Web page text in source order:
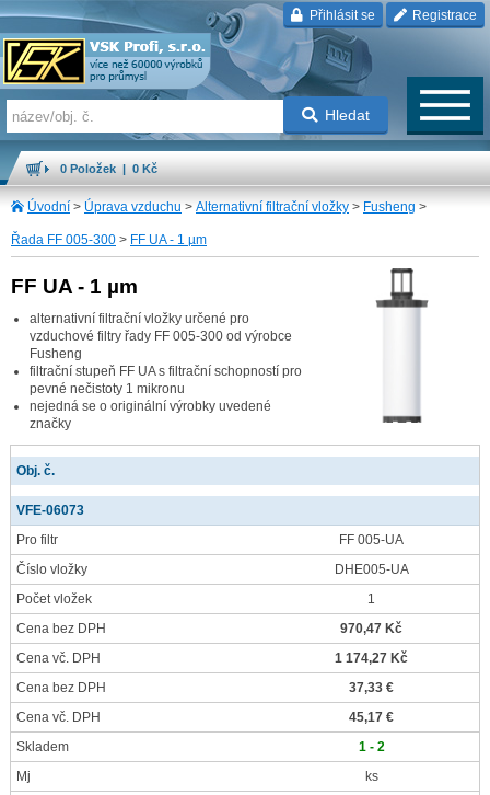
Přihlásit se Registrace
Hledat
0 Položek | 0 Kč
Úvodní > Úprava vzduchu > Alternativní filtrační vložky > Fusheng >
Řada FF 005-300 > FF UA - 1 µm
FF UA - 1 µm
alternativní filtrační vložky určené pro
vzduchové filtry řady FF 005-300 od výrobce
Fusheng
filtrační stupeň FF UA s filtrační schopností pro
pevné nečistoty 1 mikronu
nejedná se o originální výrobky uvedené
značky
Obj. č.
VFE-06073
Pro filtr
FF 005-UA
Číslo vložky
DHE005-UA
Počet vložek
1
Cena bez DPH
970,47 Kč
Cena vč. DPH
1 174,27 Kč
Cena bez DPH
37,33 €
Cena vč. DPH
45,17 €
Skladem
1 - 2
Mj
ks